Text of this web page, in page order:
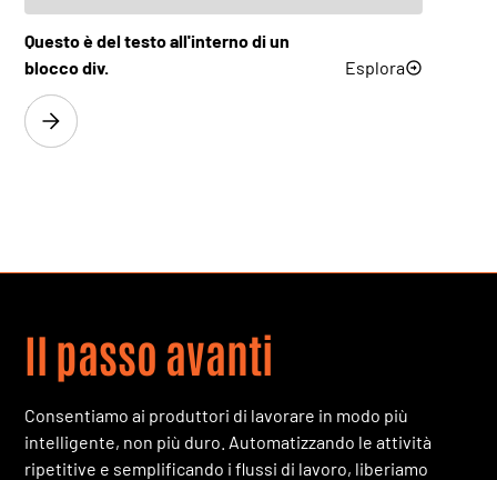
FlatLine M80
FlatLine M100
Questo è del testo all'interno di un
blocco div.
Esplora
Il passo avanti
Consentiamo ai produttori di lavorare in modo più
intelligente, non più duro. Automatizzando le attività
ripetitive e semplificando i flussi di lavoro, liberiamo